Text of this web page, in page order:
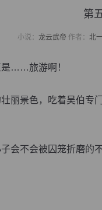
第
小说： 龙云武帝 作者： 北
……旅游啊！
景色，吃着吴伯专
不会被囚笼折磨的